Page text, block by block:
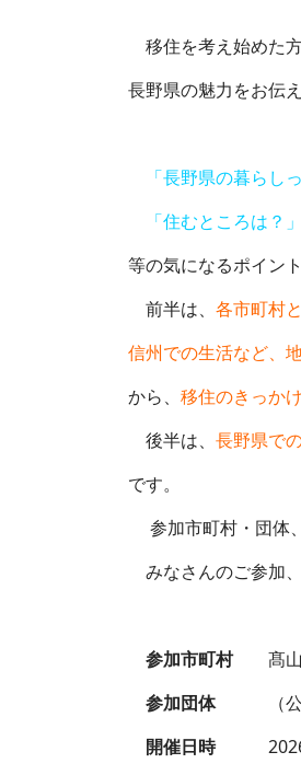
移住を考え始めた
長野県の魅力をお伝
「長野県の暮らし
「住むところは？
等の気になるポイン
前半は、 各市町村
信州での生活など、
から、 移住のきっか
後半は、 長野県で
です。
参加市町村・団体
みなさんのご参加
参加市町村髙山
参加団体（公社
開催日時
2026